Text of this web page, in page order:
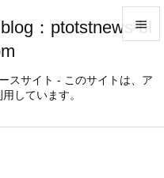
：ptotstnews-bl
スサイト - このサイトは、ア
しています。
